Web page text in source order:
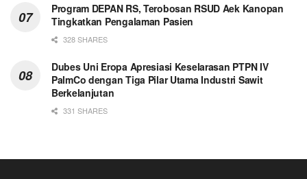
Program DEPAN RS, Terobosan RSUD Aek Kanopan
Tingkatkan Pengalaman Pasien
328 SHARES
Dubes Uni Eropa Apresiasi Keselarasan PTPN IV
PalmCo dengan Tiga Pilar Utama Industri Sawit
Berkelanjutan
331 SHARES